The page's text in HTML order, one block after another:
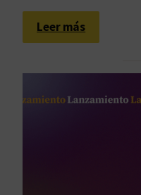
d
e
l
e
Leer más:
L
i
n